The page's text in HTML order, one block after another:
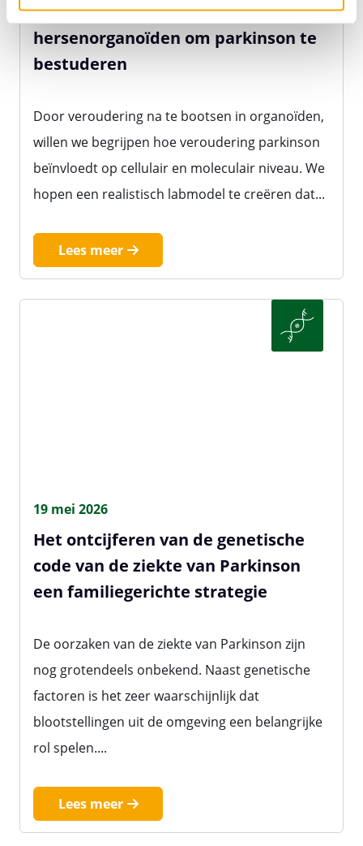
Het nabootsen van veroudering in
hersenorganoïden om parkinson te
bestuderen
Door veroudering na te bootsen in organoïden,
willen we begrijpen hoe veroudering parkinson
beïnvloedt op cellulair en moleculair niveau. We
hopen een realistisch labmodel te creëren dat...
Lees meer
19 mei 2026
Het ontcijferen van de genetische
code van de ziekte van Parkinson
een familiegerichte strategie
De oorzaken van de ziekte van Parkinson zijn
nog grotendeels onbekend. Naast genetische
factoren is het zeer waarschijnlijk dat
blootstellingen uit de omgeving een belangrijke
rol spelen....
Lees meer